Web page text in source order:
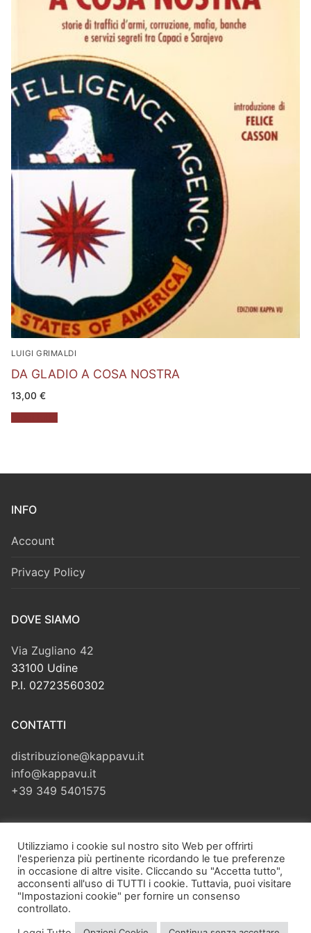
LUIGI GRIMALDI
DA GLADIO A COSA NOSTRA
13,00 €
INFO
Account
Privacy Policy
DOVE SIAMO
Via Zugliano 42
33100 Udine
P.I. 02723560302
CONTATTI
distribuzione@kappavu.it
info@kappavu.it
+39 349 5401575
Cerca:
Utilizziamo i cookie sul nostro sito Web per offrirti
l'esperienza più pertinente ricordando le tue preferenze
in occasione di altre visite. Cliccando su "Accetta tutto",
acconsenti all'uso di TUTTI i cookie. Tuttavia, puoi visitare
"Impostazioni cookie" per fornire un consenso
controllato.